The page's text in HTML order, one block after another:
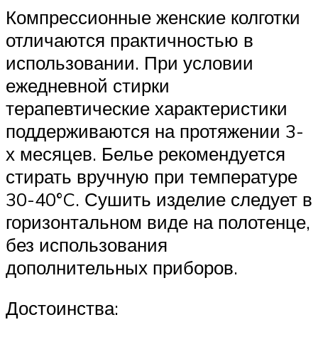
Компрессионные женские колготки
отличаются практичностью в
использовании. При условии
ежедневной стирки
терапевтические характеристики
поддерживаются на протяжении 3-
х месяцев. Белье рекомендуется
стирать вручную при температуре
30-40°C. Сушить изделие следует в
горизонтальном виде на полотенце,
без использования
дополнительных приборов.
Достоинства: